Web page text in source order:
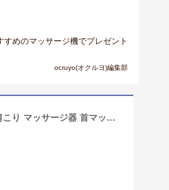
めのマッサージ機でプレゼント
ocruyo(オクルヨ)編集部
【メーカー公式】ネックマッサージャー 首肩マッサージャー 温感 温熱 肩こり マッサージ器 首マッサージ 肩こり マッサージ器 首 肩 肩凝り medi labo FR-100 ヒーター付き マッサージ機 ネックマッサージ 軽い コンパクト